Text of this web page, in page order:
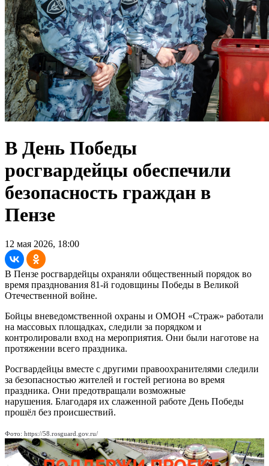
В День Победы
росгвардейцы обеспечили
безопасность граждан в
Пензе
12 мая 2026, 18:00
В Пензе росгвардейцы охраняли общественный порядок во
время празднования 81-й годовщины Победы в Великой
Отечественной войне.
Бойцы вневедомственной охраны и ОМОН «Страж» работали
на массовых площадках, следили за порядком и
контролировали вход на мероприятия. Они были наготове на
протяжении всего праздника.
Росгвардейцы вместе с другими правоохранителями следили
за безопасностью жителей и гостей региона во время
праздника. Они предотвращали возможные
нарушения. Благодаря их слаженной работе День Победы
прошёл без происшествий.
Фото: https://58.rosguard.gov.ru/